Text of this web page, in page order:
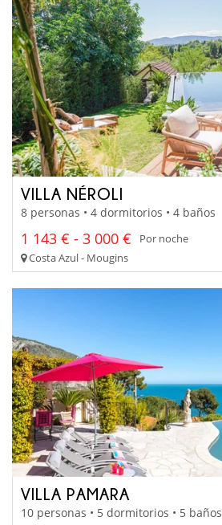
VILLA NÉROLI
8 personas • 4 dormitorios • 4 baños
1 143 € - 3 000 €
Por noche
Costa Azul - Mougins
VILLA PAMARA
10 personas • 5 dormitorios • 5 baños